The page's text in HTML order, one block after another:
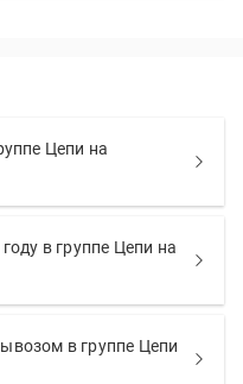
Цепи на
в группе Цепи на
в группе Цепи